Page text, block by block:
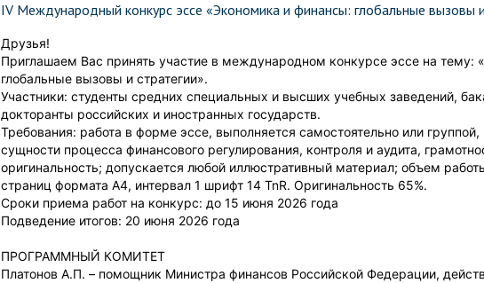
IV Международный конкурс эссе «Экономика и финансы: глобальные вызовы
Друзья!
Приглашаем Вас принять участие в международном конкурсе эссе на тему:
глобальные вызовы и стратегии».
Участники: студенты средних специальных и высших учебных заведений,
докторанты российских и иностранных государств.
Требования: работа в форме эссе, выполняется самостоятельно или
сущности процесса финансового регулирования, контроля и аудита,
оригинальность; допускается любой иллюстративный материал; объем
страниц формата А4, интервал 1 шрифт 14 TnR. Оригинальность 65%.
Сроки приема работ на конкурс: до 15 июня 2026 года
Подведение итогов: 20 июня 2026 года
ПРОГРАММНЫЙ КОМИТЕТ
Платонов А.П. – помощник Министра финансов Российской Федерации,